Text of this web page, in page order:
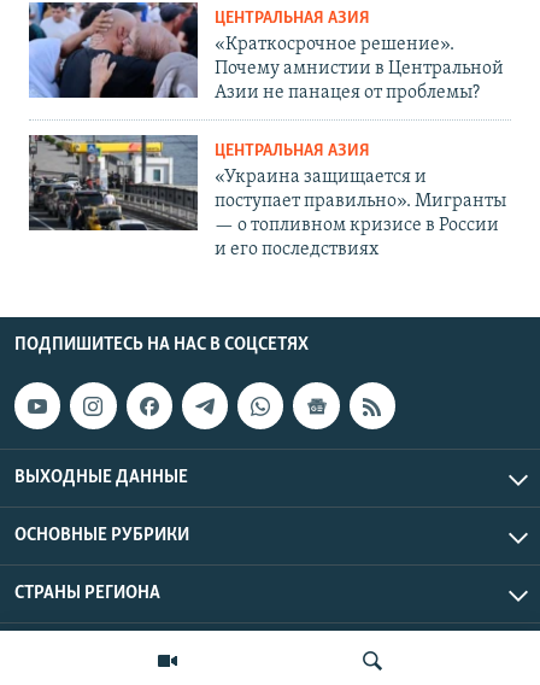
ЦЕНТРАЛЬНАЯ АЗИЯ
«Краткосрочное решение».
Почему амнистии в Центральной
Азии не панацея от проблемы?
ЦЕНТРАЛЬНАЯ АЗИЯ
«Украина защищается и
поступает правильно». Мигранты
— о топливном кризисе в России
и его последствиях
ПОДПИШИТЕСЬ НА НАС В СОЦСЕТЯХ
ВЫХОДНЫЕ ДАННЫЕ
ОСНОВНЫЕ РУБРИКИ
СТРАНЫ РЕГИОНА
Азаттык Азия © 2026 RFE/RL, Inc. | Все права защищены.